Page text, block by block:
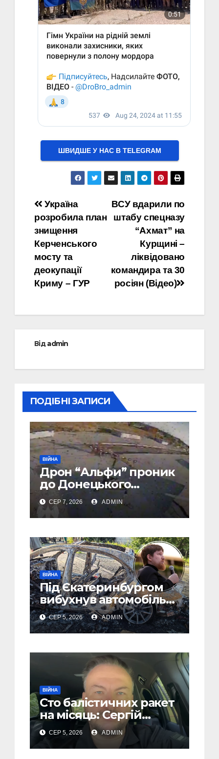
ШВИДШЕ У НАС В ТELEGRAM
Навігація
записів
ВСУ вдарили по
штабу спецназу
“Ахмат” на
Курщині –
ліквідовано
командира та 30
росіян (Відео)
Україна
розробила план
знищення
Керченського
мосту та
деокупації
Криму – ГУР
Відadmin
ПОДІБНІ ЗАПИСИ
ВІЙНА
Дрон “Альфи” проник
до Донецького
аеропорту та спалив
“Шахед” ще до запуску
СЕР 7, 2026 ADMIN
ВІЙНА
Під Єкатеринбургом
вибухнув автомобіль
голови компанії-
виробника дронів
“Упир” – перші
СЕР 5, 2026 ADMIN
ВІЙНА
Сто балістичних ракет
на місяць: Сергій
“Флеш” закликав
українців готуватися
до гіршого
СЕР 5, 2026 ADMIN